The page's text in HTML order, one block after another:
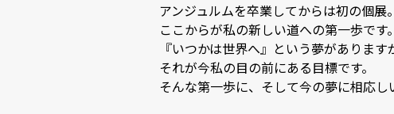
アンジュルムを卒業してからは初の個展。
ここからが私の新しい道への第一歩です。
『いつかは世界へ』という夢がありま
それが今私の目の前にある目標です。
そんな第一歩に、そして今の夢に相応し